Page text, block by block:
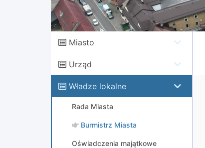
Miasto
Urząd
Władze lokalne
Rada Miasta
Burmistrz Miasta
Oświadczenia majątkowe